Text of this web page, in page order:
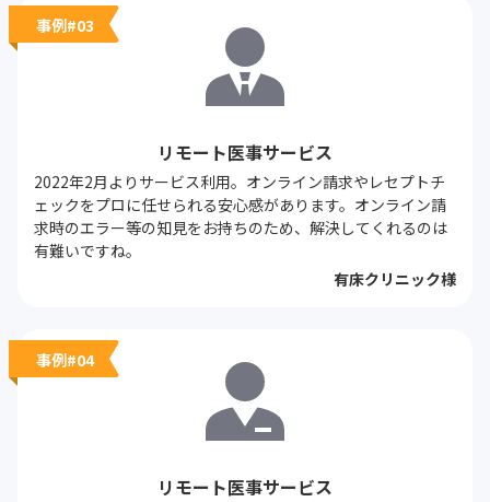
事例#03
リモート医事サービス
2022年2月よりサービス利用。オンライン請求やレセプトチ
ェックをプロに任せられる安心感があります。オンライン請
求時のエラー等の知見をお持ちのため、解決してくれるのは
有難いですね。
有床クリニック様
事例#04
リモート医事サービス